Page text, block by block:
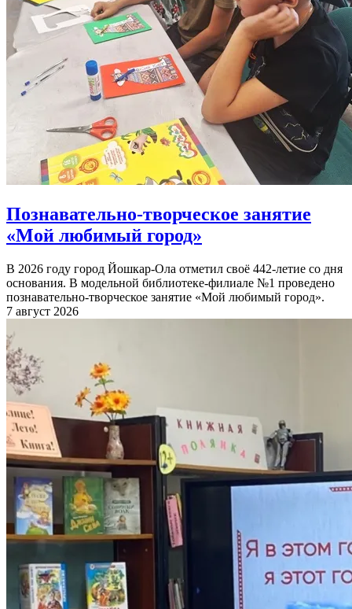
Познавательно-творческое занятие
«Мой любимый город»
В 2026 году город Йошкар-Ола отметил своё 442-летие со дня
основания. В модельной библиотеке-филиале №1 проведено
познавательно-творческое занятие «Мой любимый город».
7 август 2026